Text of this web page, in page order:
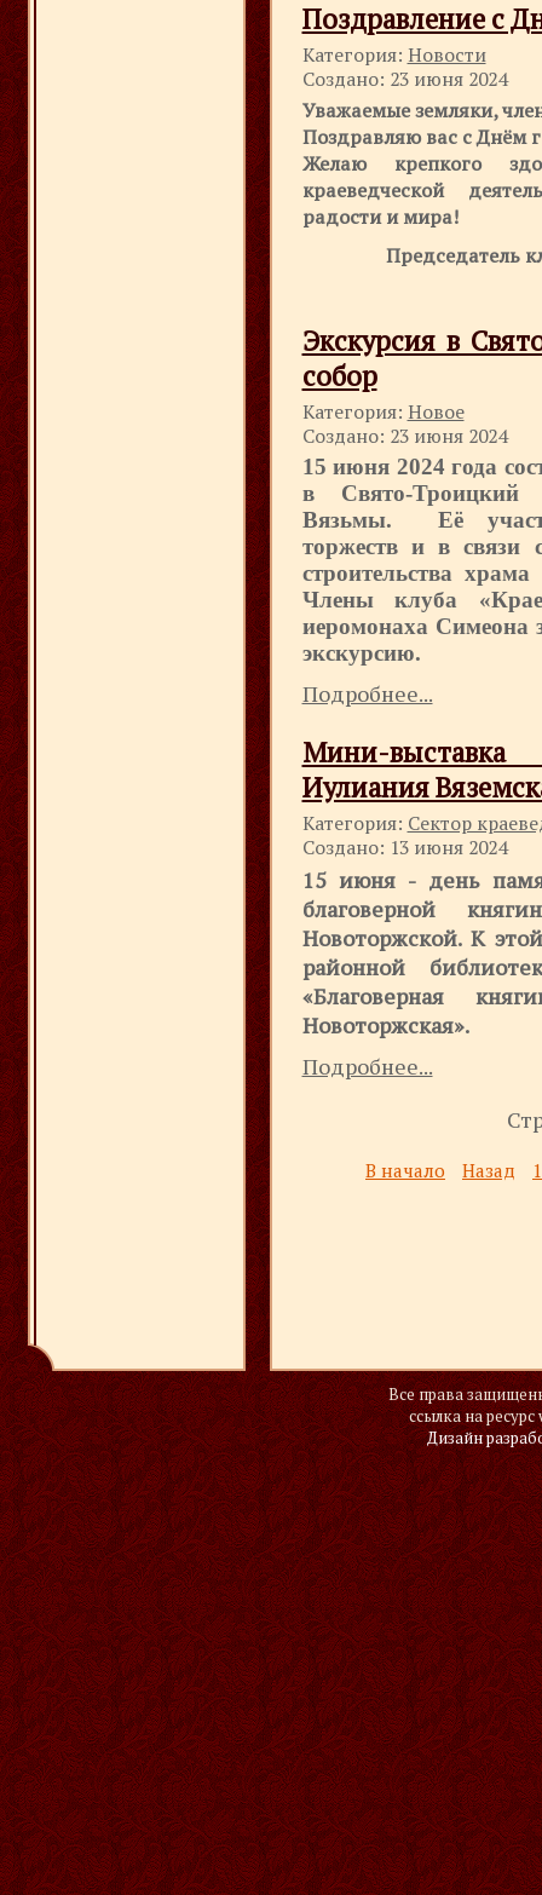
Поздравление с
Категория: Новости
Создано: 23 июня 2024
Уважаемые земляки,
Поздравляю вас с Днём
Желаю крепкого
краеведческой
радости и мира!
Председатель
Экскурсия в
собор
Категория: Новое
Создано: 23 июня 2024
15 июня 2024 года
в Свято-Троицкий
Вязьмы. Её
торжеств и в связи
строительства
Члены клуба
иеромонаха Симеона
экскурсию.
Подробнее...
Мини-выставка
Иулиания
Категория: Сектор
Создано: 13 июня 2024
15 июня - день
благоверной
Новоторжской. К
районной
«Благоверная
Новоторжская».
Подробнее...
В начало Назад 1
Все права
ссылка на ресурс
Дизайн